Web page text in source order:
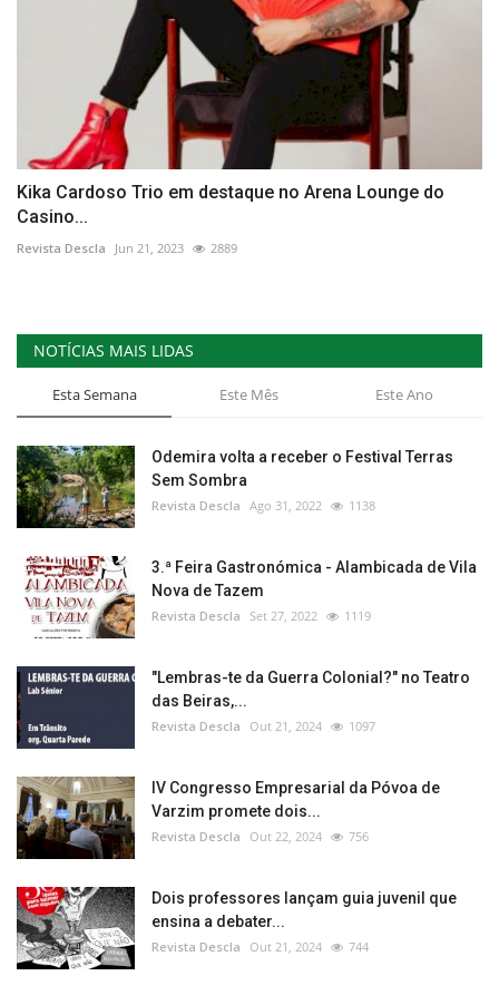
Kika Cardoso Trio em destaque no Arena Lounge do
Casino...
Revista Descla Jun 21, 2023 2889
NOTÍCIAS MAIS LIDAS
Esta Semana Este Mês Este Ano
Odemira volta a receber o Festival Terras
Sem Sombra
Revista Descla Ago 31, 2022 1138
3.ª Feira Gastronómica - Alambicada de Vila
Nova de Tazem
Revista Descla Set 27, 2022 1119
"Lembras-te da Guerra Colonial?" no Teatro
das Beiras,...
Revista Descla Out 21, 2024 1097
IV Congresso Empresarial da Póvoa de
Varzim promete dois...
Revista Descla Out 22, 2024 756
Dois professores lançam guia juvenil que
ensina a debater...
Revista Descla Out 21, 2024 744